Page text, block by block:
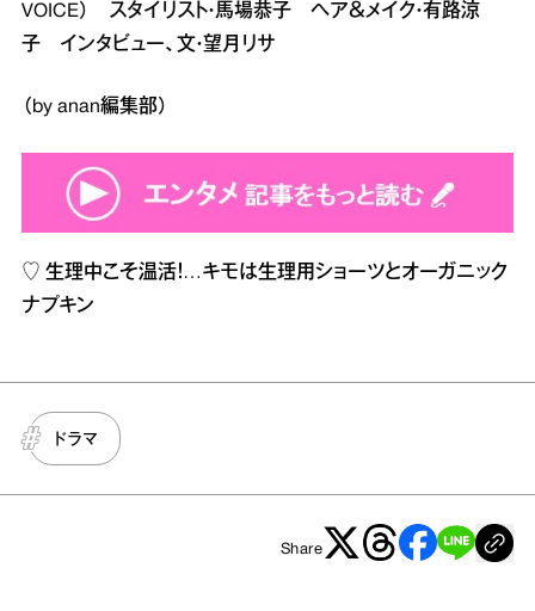
VOICE） スタイリスト・馬場恭子 ヘア＆メイク・有路涼
子 インタビュー、文・望月リサ
（by anan編集部）
♡ 生理中こそ温活！…キモは生理用ショーツとオーガニック
ナプキン
ドラマ
Share